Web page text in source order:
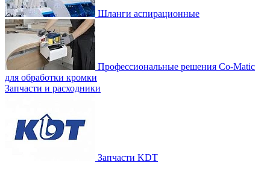
Шланги аспирационные
Профессиональные решения Co-Matic
для обработки кромки
Запчасти и расходники
Запчасти KDT